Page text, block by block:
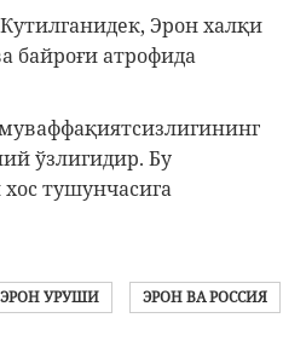
Эрон халқи
байроғи атрофида
ўзлигидир. Бу
тушунчасига
УРУШИ
ЭРОН ВА РОССИЯ